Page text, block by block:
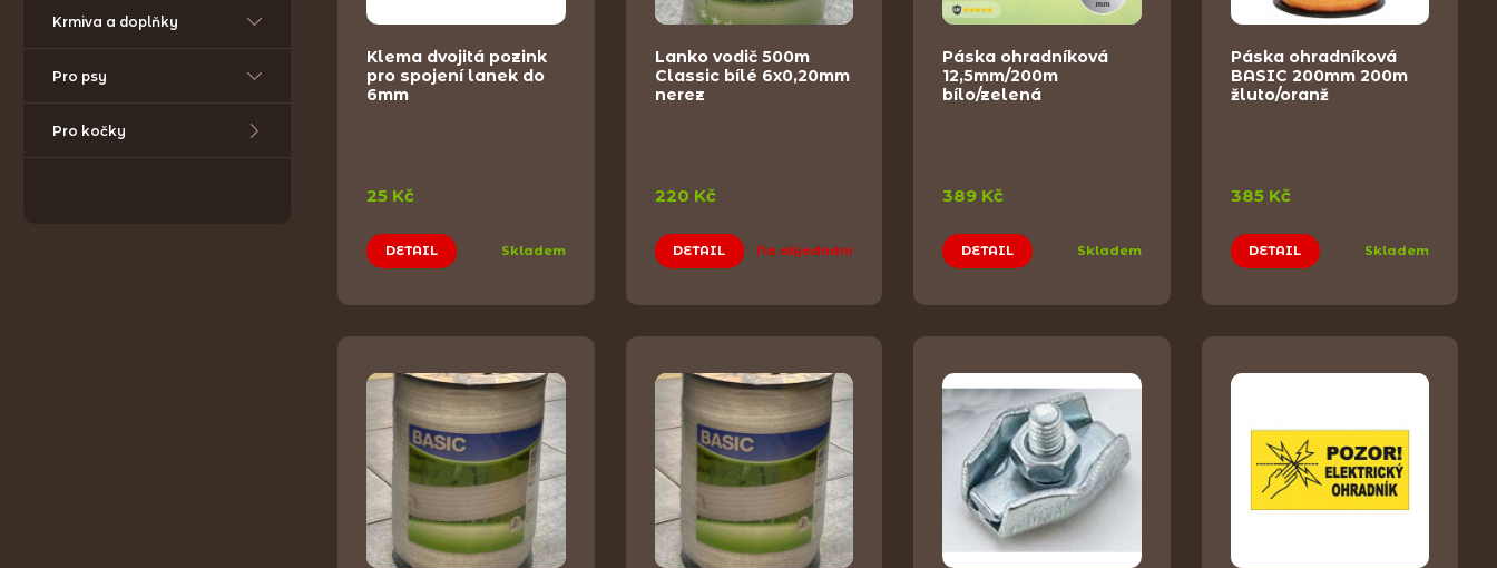
Krmiva a doplňky
Pro psy
Pro kočky
Klema dvojitá pozink
pro spojení lanek do
6mm
25 Kč
DETAIL Skladem
Lanko vodič 500m
Classic bílé 6x0,20mm
nerez
220 Kč
DETAIL Na objednání
Páska ohradníková
12,5mm/200m
bílo/zelená
389 Kč
DETAIL Skladem
Páska ohradníková
BASIC 200mm 200m
žluto/oranž
385 Kč
DETAIL Skladem